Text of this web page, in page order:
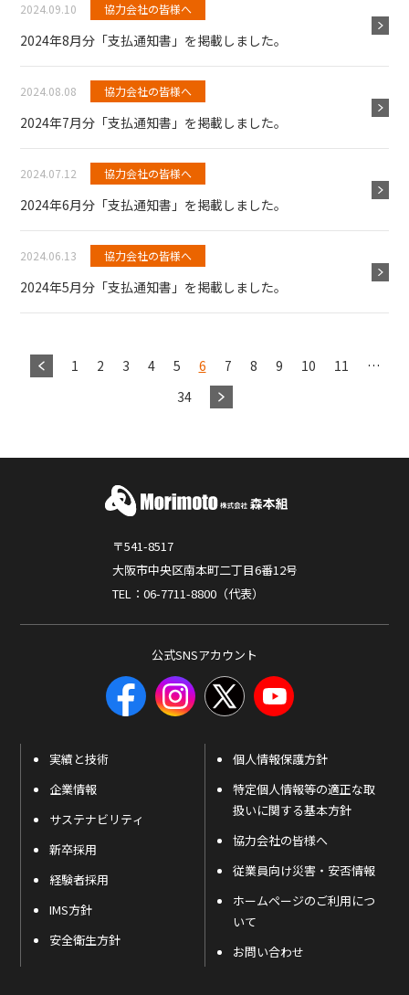
2024.09.10 協力会社の皆様へ
2024年8月分「支払通知書」を掲載しました。
2024.08.08 協力会社の皆様へ
2024年7月分「支払通知書」を掲載しました。
2024.07.12 協力会社の皆様へ
2024年6月分「支払通知書」を掲載しました。
2024.06.13 協力会社の皆様へ
2024年5月分「支払通知書」を掲載しました。
1 2 3 4 5 6 7 8 9 10 11
…
34
〒541-8517
大阪市中央区南本町二丁目6番12号
TEL：06-7711-8800（代表）
公式SNSアカウント
実績と技術
企業情報
サステナビリティ
新卒採用
経験者採用
IMS方針
安全衛生方針
個人情報保護方針
特定個人情報等の適正な取
扱いに関する基本方針
協力会社の皆様へ
従業員向け災害・安否情報
ホームページのご利用につ
いて
お問い合わせ